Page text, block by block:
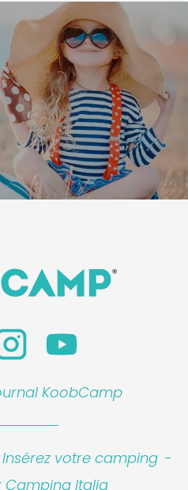
KoobCamp
Insérez votre camping -
Camping Italia